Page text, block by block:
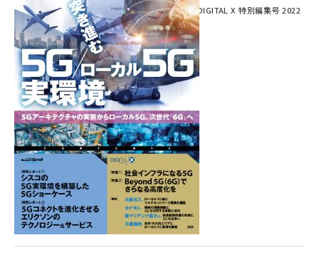
SmartGrid ニューズレター × DIGITAL X 特別編集号 2022
Summer